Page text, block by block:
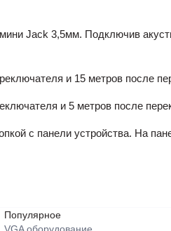
Jack 3,5мм. Подключив
и 15 метров после
и 5 метров после
с панели устройства. На
Популярное